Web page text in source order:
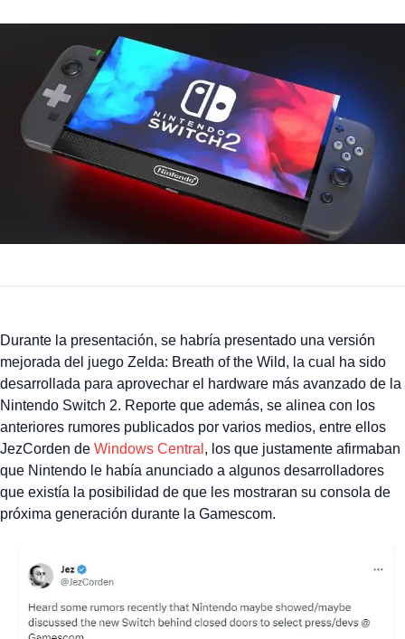
Durante la presentación, se habría presentado una versión
mejorada del juego Zelda: Breath of the Wild, la cual ha sido
desarrollada para aprovechar el hardware más avanzado de la
Nintendo Switch 2. Reporte que además, se alinea con los
anteriores rumores publicados por varios medios, entre ellos
JezCorden de Windows Central , los que justamente afirmaban
que Nintendo le había anunciado a algunos desarrolladores
que existía la posibilidad de que les mostraran su consola de
próxima generación durante la Gamescom.